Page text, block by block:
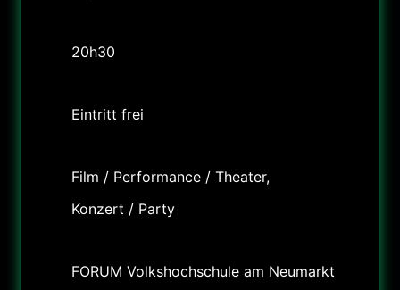
20h30
Eintritt frei
Film / Performance / Theater,
Konzert / Party
FORUM Volkshochschule am Neumarkt